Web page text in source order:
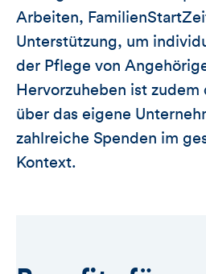
Arbeiten,
Unterstützung, um
der Pflege von
Hervorzuheben ist zudem
über das eigene
zahlreiche Spenden im
Kontext.